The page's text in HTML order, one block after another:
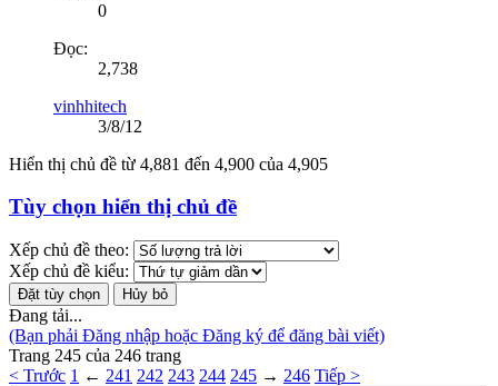
0
Đọc:
2,738
vinhhitech
3/8/12
Hiển thị chủ đề từ 4,881 đến 4,900 của 4,905
Tùy chọn hiển thị chủ đề
Xếp chủ đề theo:
Xếp chủ đề kiểu:
Đang tải...
(Bạn phải Đăng nhập hoặc Đăng ký để đăng bài viết)
Trang 245 của 246 trang
< Trước 1 ← 241 242 243 244 245 → 246 Tiếp >